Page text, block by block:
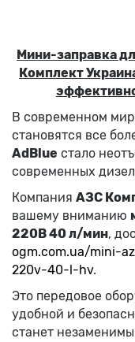
Мини-заправка
Комплект
В современном
становятся все
AdBlue стало
современных
Компания АЗС
вашему вниманию
220В 40 л/мин,
ogm.com.ua/mini-
220v-40-l -hv.
Это передовое
удобной и
станет